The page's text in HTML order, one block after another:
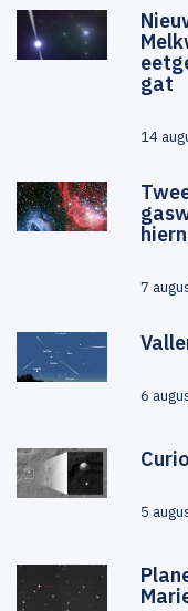
gat
14
7
6
5